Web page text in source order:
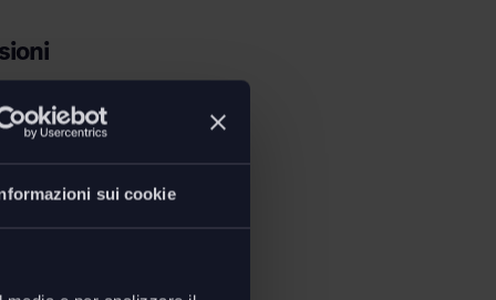
sui cookie